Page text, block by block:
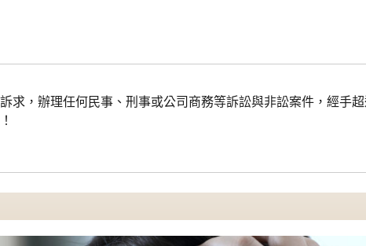
求，辦理任何民事、刑事或公司商務等訴訟與非訟案件，經手